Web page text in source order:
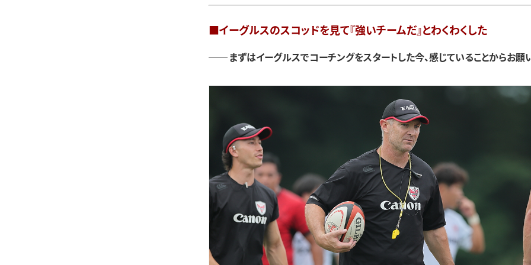
■イーグルスのスコッドを見て『強いチームだ』とわくわくした
── まずはイーグルスでコーチングをスタートした今、感じていることからお願い